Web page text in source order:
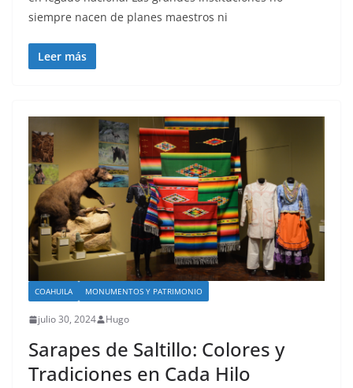
siempre nacen de planes maestros ni
Leer más
COAHUILA MONUMENTOS Y PATRIMONIO
julio 30, 2024 Hugo
Sarapes de Saltillo: Colores y
Tradiciones en Cada Hilo